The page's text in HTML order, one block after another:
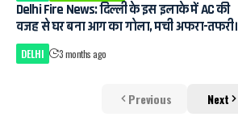
Delhi Fire News: दिल्ली के इस इलाके में AC की
वजह से घर बना आग का गोला, मची अफरा-तफरी।
DELHI 3 months ago
Previous Next